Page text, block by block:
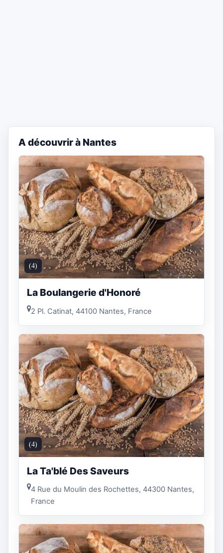
A découvrir à Nantes
(4)
La Boulangerie d'Honoré
2 Pl. Catinat, 44100 Nantes, France
(4)
La Ta'blé Des Saveurs
4 Rue du Moulin des Rochettes, 44300 Nantes,
France